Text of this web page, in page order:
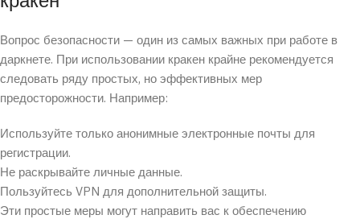
Вопрос безопасности — один из самых важных при работе в
даркнете. При использовании кракен крайне рекомендуется
следовать ряду простых, но эффективных мер
предосторожности. Например:
Используйте только анонимные электронные почты для
регистрации.
Не раскрывайте личные данные.
Пользуйтесь VPN для дополнительной защиты.
Эти простые меры могут направить вас к обеспечению